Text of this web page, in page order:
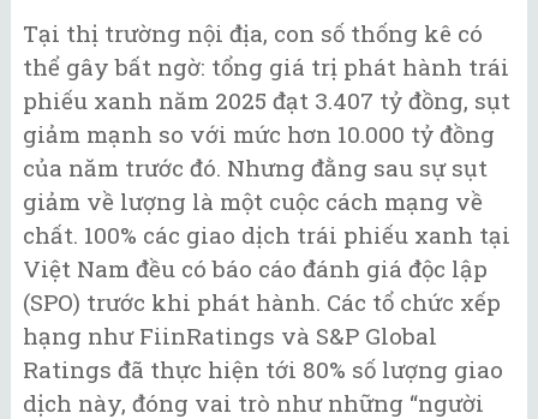
Tại thị trường nội địa, con số thống kê có
thể gây bất ngờ: tổng giá trị phát hành trái
phiếu xanh năm 2025 đạt 3.407 tỷ đồng, sụt
giảm mạnh so với mức hơn 10.000 tỷ đồng
của năm trước đó. Nhưng đằng sau sự sụt
giảm về lượng là một cuộc cách mạng về
chất. 100% các giao dịch trái phiếu xanh tại
Việt Nam đều có báo cáo đánh giá độc lập
(SPO) trước khi phát hành. Các tổ chức xếp
hạng như FiinRatings và S&P Global
Ratings đã thực hiện tới 80% số lượng giao
dịch này, đóng vai trò như những “người